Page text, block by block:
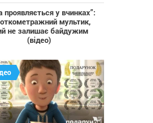
проявляється у вчинках”:
мультик,
не залишає байдужим
(відео)